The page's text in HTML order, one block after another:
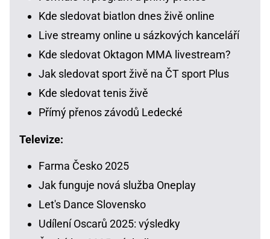
Kde sledovat biatlon dnes živě online
Live streamy online u sázkových kanceláří
Kde sledovat Oktagon MMA livestream?
Jak sledovat sport živě na ČT sport Plus
Kde sledovat tenis živě
Přímý přenos závodů Ledecké
Televize:
Farma Česko 2025
Jak funguje nová služba Oneplay
Let's Dance Slovensko
Udílení Oscarů 2025: výsledky